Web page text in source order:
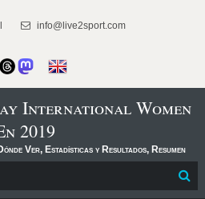
info@live2sport.com
International Women
2019
Ver, Estadísticas y Resultados, Resumen